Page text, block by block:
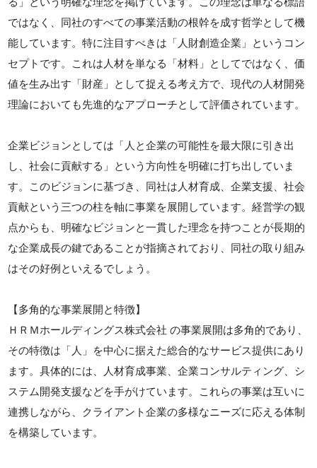
ではなく、同社のすべての事業活動の根幹を成す哲学として機
能しています。特に注目すべきは「人財創造企業」というコン
セプトです。これは人材を単なる「材料」としてではなく、価
値を生み出す「財産」として捉える考え方で、現代の人材開発
理論においても先進的なアプローチとして評価されています。
企業ビジョンとしては「人と企業の可能性を最大限に引き出
し、社会に貢献する」という方向性を明確に打ち出していま
す。このビジョンに基づき、同社は人材育成、企業支援、社会
貢献という三つの柱を軸に事業を展開しています。経営学の観
点からも、明確なビジョンと一貫した理念を持つことが長期的
な企業成長の鍵であることが指摘されており、同社の取り組み
はその好例といえるでしょう。
【多角的な事業展開と特徴】
ＨＲＭホールディングス株式会社 の事業展開は多角的であり、
その特徴は「人」を中心に据えた総合的なサービス提供にあり
ます。具体的には、人材育成事業、企業コンサルティング、シ
ステム開発支援などを手がけています。これらの事業は互いに
連携しながら、クライアント企業の多様なニーズに応える体制
を構築しています。